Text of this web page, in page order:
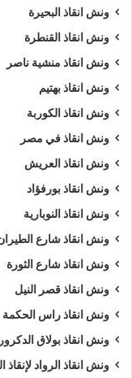
الي تحقيق اهدافنا و
السيارات.
ويمكنك ايضا
اذا كنت تمتلك سيارة
ونش انقاذ, لا داعي
سيارات في العريش
مثل (ونش انقاذ سيارات
موتوسيكل,ونش انقاذ
ونش نقل كرفانات,
طلبونش انقاذ سيارات
طلبونش انقاذ سيارات
طلبونش انقاذ
طلبونش انقاذ
ونش انقاذ البحيرة
ونش انقاذ القنطرة
ونش انقاذ منشية ناصر
ونش انقاذ بهتيم
ونش انقاذ الكوربة
ونش انقاذ في مصر
ونش انقاذ العريش
ونش انقاذ بورفؤاد
ونش انقاذ النوبارية
ونش انقاذ شارع
ونش انقاذ شارع الثورة
ونش انقاذ قصر النيل
ونش انقاذ راس الحكمة
ونش انقاذ بولاق الدكرور
ونش انقاذ الرواد